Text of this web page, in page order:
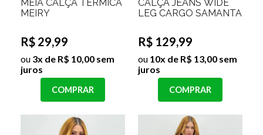
MEIA CALÇA TERMICA
MEIRY
R$ 29,99
ou 3x de R$ 10,00 sem
juros
COMPRAR
CALÇA JEANS WIDE
LEG CARGO SAMANTA
R$ 129,99
ou 10x de R$ 13,00 sem
juros
COMPRAR